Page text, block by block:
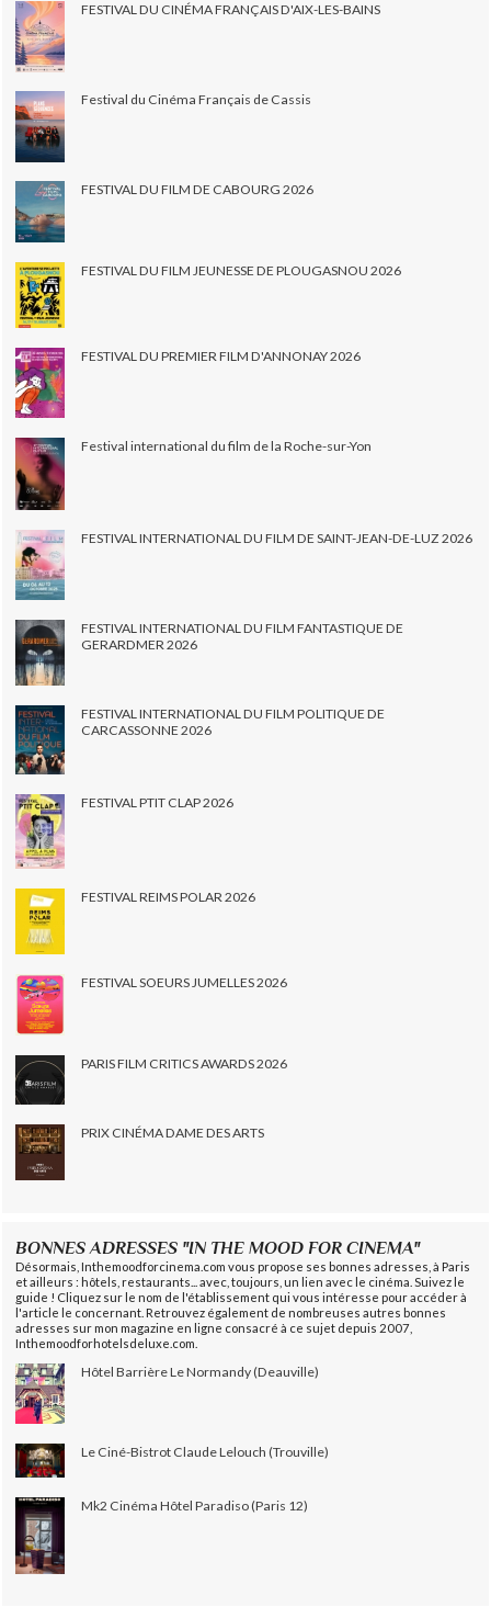
FESTIVAL DU CINÉMA FRANÇAIS D'AIX-LES-BAINS
Festival du Cinéma Français de Cassis
FESTIVAL DU FILM DE CABOURG 2026
FESTIVAL DU FILM JEUNESSE DE PLOUGASNOU 2026
FESTIVAL DU PREMIER FILM D'ANNONAY 2026
Festival international du film de la Roche-sur-Yon
FESTIVAL INTERNATIONAL DU FILM DE SAINT-JEAN-DE-LUZ 2026
FESTIVAL INTERNATIONAL DU FILM FANTASTIQUE DE
GERARDMER 2026
FESTIVAL INTERNATIONAL DU FILM POLITIQUE DE
CARCASSONNE 2026
FESTIVAL PTIT CLAP 2026
FESTIVAL REIMS POLAR 2026
FESTIVAL SOEURS JUMELLES 2026
PARIS FILM CRITICS AWARDS 2026
PRIX CINÉMA DAME DES ARTS
BONNES ADRESSES "IN THE MOOD FOR CINEMA"
Désormais, Inthemoodforcinema.com vous propose ses bonnes adresses, à Paris
et ailleurs : hôtels, restaurants... avec, toujours, un lien avec le cinéma. Suivez le
guide ! Cliquez sur le nom de l'établissement qui vous intéresse pour accéder à
l'article le concernant. Retrouvez également de nombreuses autres bonnes
adresses sur mon magazine en ligne consacré à ce sujet depuis 2007,
Inthemoodforhotelsdeluxe.com.
Hôtel Barrière Le Normandy (Deauville)
Le Ciné-Bistrot Claude Lelouch (Trouville)
Mk2 Cinéma Hôtel Paradiso (Paris 12)